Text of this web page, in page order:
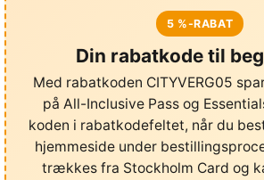
5 %-RABAT
Din rabatkode til
Med rabatkoden CITYVERG05
på All-Inclusive Pass og
koden i rabatkodefeltet, når du
hjemmeside under
trækkes fra Stockholm Card og